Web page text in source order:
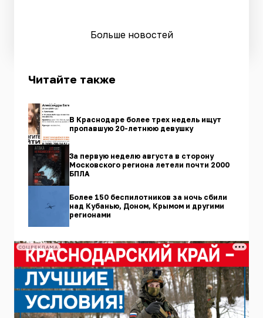
Больше новостей
Читайте также
В Краснодаре более трех недель ищут
пропавшую 20-летнюю девушку
За первую неделю августа в сторону
Московского региона летели почти 2000
БПЛА
Более 150 беспилотников за ночь сбили
над Кубанью, Доном, Крымом и другими
регионами
СОЦРЕКЛАМА